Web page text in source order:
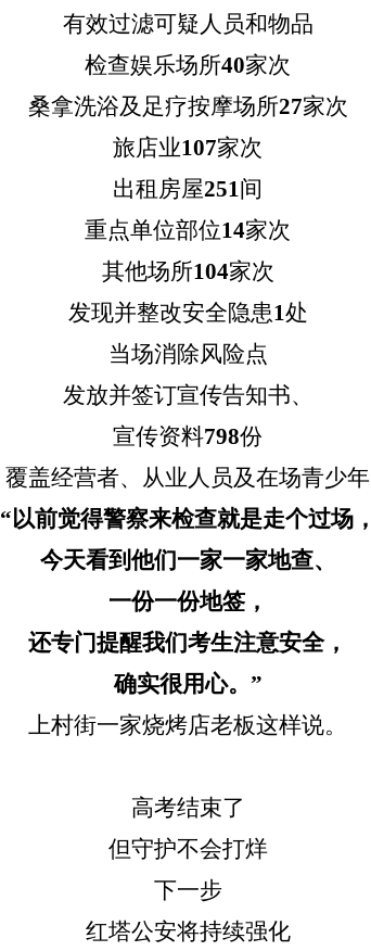
有效过滤可疑人员和物品
检查娱乐场所40家次
桑拿洗浴及足疗按摩场所27家次
旅店业107家次
出租房屋251间
重点单位部位14家次
其他场所104家次
发现并整改安全隐患1处
当场消除风险点
发放并签订宣传告知书、
宣传资料798份
覆盖经营者、从业人员及在场青少年
“以前觉得警察来检查就是走个过场，
今天看到他们一家一家地查、
一份一份地签，
还专门提醒我们考生注意安全，
确实很用心。 ”
上村街一家烧烤店老板这样说。
高考结束了
但守护不会打烊
下一步
红塔公安将持续强化